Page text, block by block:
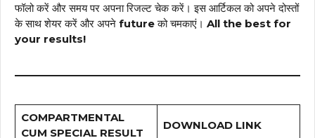
फॉलो करें और समय पर अपना रिजल्ट चेक करें। इस आर्टिकल को अपने दोस्तों
के साथ शेयर करें और अपने futureको चमकाएं। All the best for
your results!
COMPARTMENTAL
CUM SPECIAL RESULT
DOWNLOAD LINK